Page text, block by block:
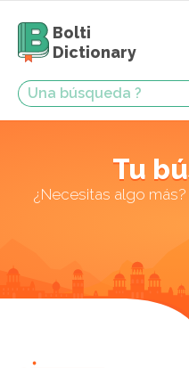
Bolti
Dictionary
Tu
¿Necesitas algo